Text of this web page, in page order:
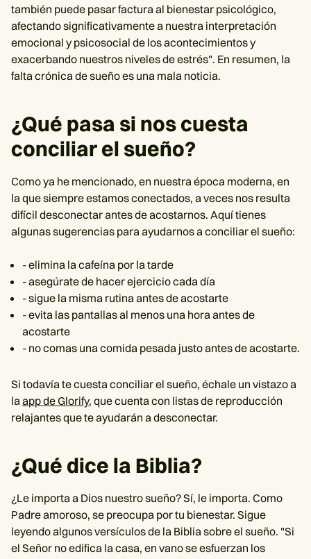
también puede pasar factura al bienestar psicológico,
afectando significativamente a nuestra interpretación
emocional y psicosocial de los acontecimientos y
exacerbando nuestros niveles de estrés". En resumen, la
falta crónica de sueño es una mala noticia.
¿Qué pasa si nos cuesta
conciliar el sueño?
Como ya he mencionado, en nuestra época moderna, en
la que siempre estamos conectados, a veces nos resulta
difícil desconectar antes de acostarnos. Aquí tienes
algunas sugerencias para ayudarnos a conciliar el sueño:
- elimina la cafeína por la tarde
- asegúrate de hacer ejercicio cada día
- sigue la misma rutina antes de acostarte
- evita las pantallas al menos una hora antes de
acostarte
- no comas una comida pesada justo antes de acostarte.
Si todavía te cuesta conciliar el sueño, échale un vistazo a
la app de Glorify, que cuenta con listas de reproducción
relajantes que te ayudarán a desconectar.
¿Qué dice la Biblia?
¿Le importa a Dios nuestro sueño? Sí, le importa. Como
Padre amoroso, se preocupa por tu bienestar. Sigue
leyendo algunos versículos de la Biblia sobre el sueño. "Si
el Señor no edifica la casa, en vano se esfuerzan los